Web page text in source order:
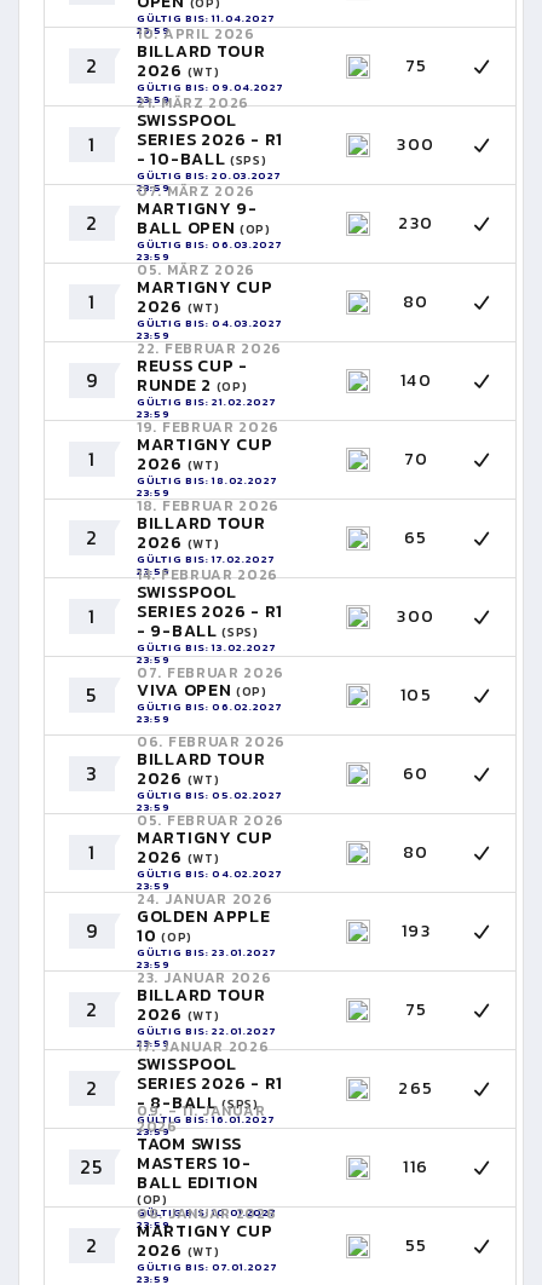
GÜLTIG BIS: 11.04.2027
23:59
2
10. APRIL 2026
BILLARD TOUR
2026 (WT)
GÜLTIG BIS: 09.04.2027
23:59
75
1
21. MÄRZ 2026
SWISSPOOL
SERIES 2026 - R1
- 10-BALL (SPS)
GÜLTIG BIS: 20.03.2027
23:59
300
2
07. MÄRZ 2026
MARTIGNY 9-
BALL OPEN (OP)
GÜLTIG BIS: 06.03.2027
23:59
230
1
05. MÄRZ 2026
MARTIGNY CUP
2026 (WT)
GÜLTIG BIS: 04.03.2027
23:59
80
9
22. FEBRUAR 2026
REUSS CUP -
RUNDE 2 (OP)
GÜLTIG BIS: 21.02.2027
23:59
140
1
19. FEBRUAR 2026
MARTIGNY CUP
2026 (WT)
GÜLTIG BIS: 18.02.2027
23:59
70
2
18. FEBRUAR 2026
BILLARD TOUR
2026 (WT)
GÜLTIG BIS: 17.02.2027
23:59
65
1
14. FEBRUAR 2026
SWISSPOOL
SERIES 2026 - R1
- 9-BALL(SPS)
GÜLTIG BIS: 13.02.2027
23:59
300
5
07. FEBRUAR 2026
VIVA OPEN (OP)
GÜLTIG BIS: 06.02.2027
23:59
105
3
06. FEBRUAR 2026
BILLARD TOUR
2026 (WT)
GÜLTIG BIS: 05.02.2027
23:59
60
1
05. FEBRUAR 2026
MARTIGNY CUP
2026 (WT)
GÜLTIG BIS: 04.02.2027
23:59
80
9
24. JANUAR 2026
GOLDEN APPLE
10(OP)
GÜLTIG BIS: 23.01.2027
23:59
193
2
23. JANUAR 2026
BILLARD TOUR
2026 (WT)
GÜLTIG BIS: 22.01.2027
23:59
75
2
17. JANUAR 2026
SWISSPOOL
SERIES 2026 - R1
- 8-BALL(SPS)
GÜLTIG BIS: 16.01.2027
23:59
265
25
09. - 11. JANUAR
2026
TAOM SWISS
MASTERS 10-
BALL EDITION
(OP)
GÜLTIG BIS: 10.01.2027
23:59
116
2
08. JANUAR 2026
MARTIGNY CUP
2026 (WT)
GÜLTIG BIS: 07.01.2027
23:59
55